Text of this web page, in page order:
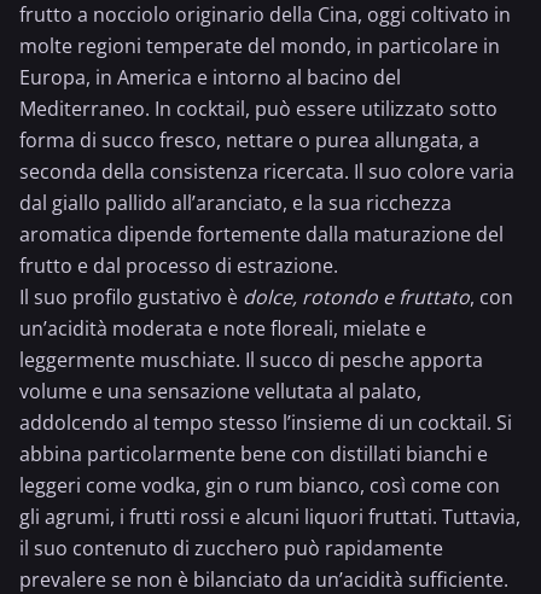
frutto a nocciolo originario della Cina, oggi coltivato in
molte regioni temperate del mondo, in particolare in
Europa, in America e intorno al bacino del
Mediterraneo. In cocktail, può essere utilizzato sotto
forma di succo fresco, nettare o purea allungata, a
seconda della consistenza ricercata. Il suo colore varia
dal giallo pallido all’aranciato, e la sua ricchezza
aromatica dipende fortemente dalla maturazione del
frutto e dal processo di estrazione.
Il suo profilo gustativo è dolce, rotondo e fruttato, con
un’acidità moderata e note floreali, mielate e
leggermente muschiate. Il succo di pesche apporta
volume e una sensazione vellutata al palato,
addolcendo al tempo stesso l’insieme di un cocktail. Si
abbina particolarmente bene con distillati bianchi e
leggeri come vodka, gin o rum bianco, così come con
gli agrumi, i frutti rossi e alcuni liquori fruttati. Tuttavia,
il suo contenuto di zucchero può rapidamente
prevalere se non è bilanciato da un’acidità sufficiente.